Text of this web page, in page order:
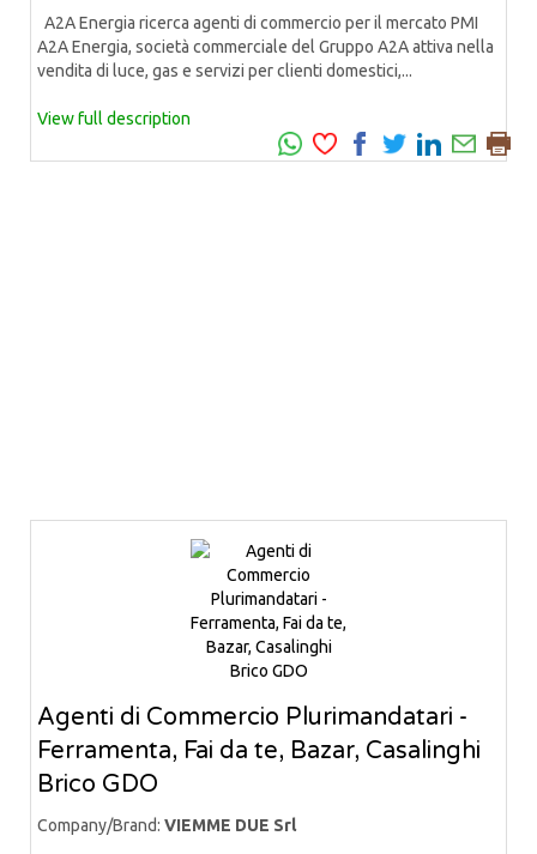
A2A Energia ricerca agenti di commercio per il mercato PMI
A2A Energia, società commerciale del Gruppo A2A attiva nella
vendita di luce, gas e servizi per clienti domestici,...
View full description
Agenti di Commercio Plurimandatari -
Ferramenta, Fai da te, Bazar, Casalinghi
Brico GDO
Company/Brand: VIEMME DUE Srl